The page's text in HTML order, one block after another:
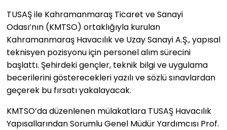
TUSAŞ ile Kahramanmaraş Ticaret ve Sanayi
Odası’nın (KMTSO) ortaklığıyla kurulan
Kahramanmaraş Havacılık ve Uzay Sanayi A.Ş., yapısal
teknisyen pozisyonu için personel alım sürecini
başlattı. Şehirdeki gençler, teknik bilgi ve uygulama
becerilerini gösterecekleri yazılı ve sözlü sınavlardan
geçerek bu fırsatı yakalayacak.
KMTSO’da düzenlenen mülakatlara TUSAŞ Havacılık
Yapısallarından Sorumlu Genel Müdür Yardımcısı Prof.